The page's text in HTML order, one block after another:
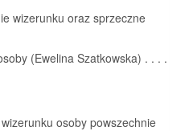
wizerunku oraz sprzeczne
(Ewelina Szatkowska) . . . .
osoby powszechnie